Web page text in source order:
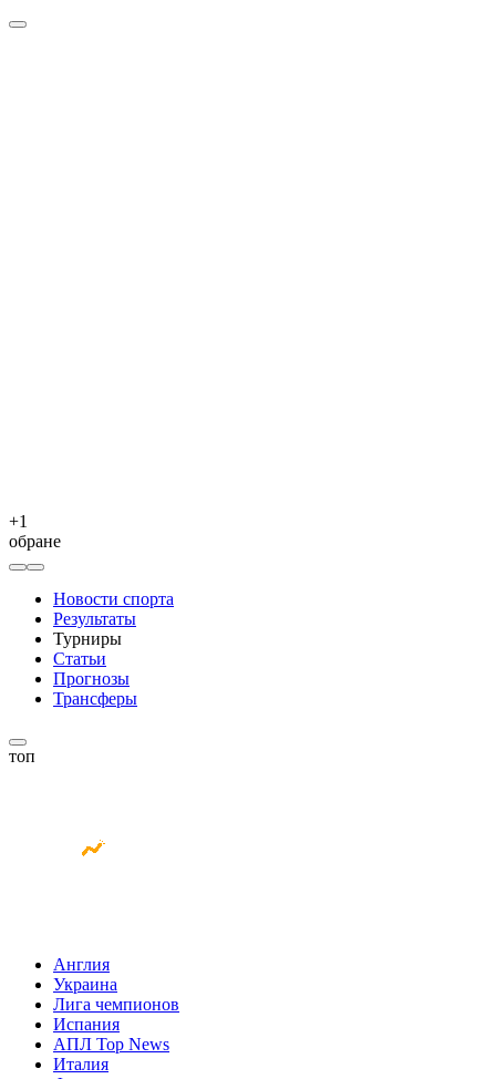
+1
обране
Новости спорта
Результаты
Турниры
Статьи
Прогнозы
Трансферы
топ
Англия
Украина
Лига чемпионов
Испания
АПЛ Top News
Италия